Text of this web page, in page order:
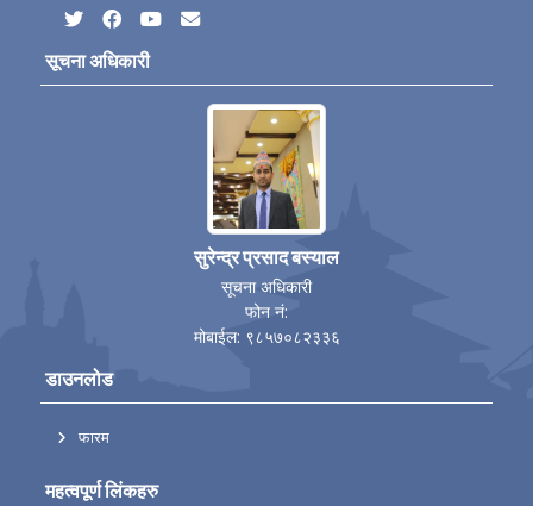
सूचना अधिकारी
सुरेन्द्र प्रसाद बस्याल
सूचना अधिकारी
फोन नं:
मोबाईल: ९८५७०८२३३६
डाउनलोड
फारम
महत्वपूर्ण लिंकहरु